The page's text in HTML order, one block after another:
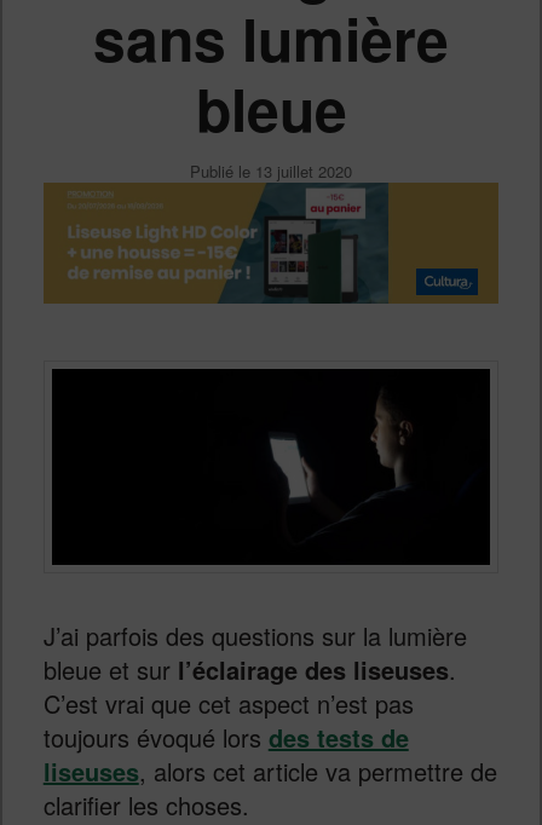
sans lumière
bleue
Publié le 13 juillet 2020
J’ai parfois des questions sur la lumière
bleue et surl’éclairage des liseuses.
C’est vrai que cet aspect n’est pas
toujours évoqué lors des tests de
liseuses, alors cet article va permettre de
clarifier les choses.